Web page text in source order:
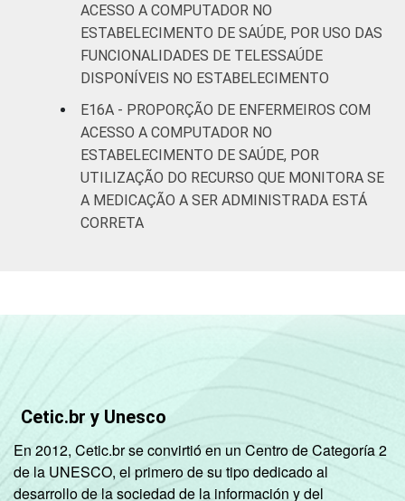
ACESSO A COMPUTADOR NO
ESTABELECIMENTO DE SAÚDE, POR USO DAS
FUNCIONALIDADES DE TELESSAÚDE
DISPONÍVEIS NO ESTABELECIMENTO
E16A - PROPORÇÃO DE ENFERMEIROS COM
ACESSO A COMPUTADOR NO
ESTABELECIMENTO DE SAÚDE, POR
UTILIZAÇÃO DO RECURSO QUE MONITORA SE
A MEDICAÇÃO A SER ADMINISTRADA ESTÁ
CORRETA
Cetic.br y Unesco
En 2012, Cetic.br se convirtió en un Centro de Categoría 2
de la UNESCO, el primero de su tipo dedicado al
desarrollo de la sociedad de la información y del